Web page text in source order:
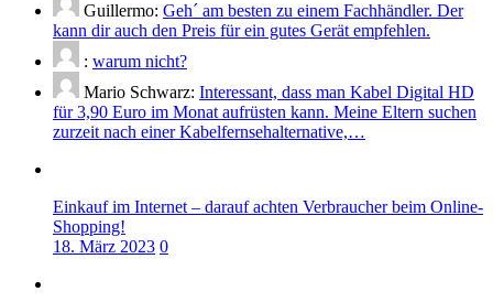
Guillermo: Geh´ am besten zu einem Fachhändler. Der
kann dir auch den Preis für ein gutes Gerät empfehlen.
: warum nicht?
Mario Schwarz: Interessant, dass man Kabel Digital HD
für 3,90 Euro im Monat aufrüsten kann. Meine Eltern suchen
zurzeit nach einer Kabelfernsehalternative,…
Einkauf im Internet – darauf achten Verbraucher beim Online-
Shopping!
18. März 2023 0